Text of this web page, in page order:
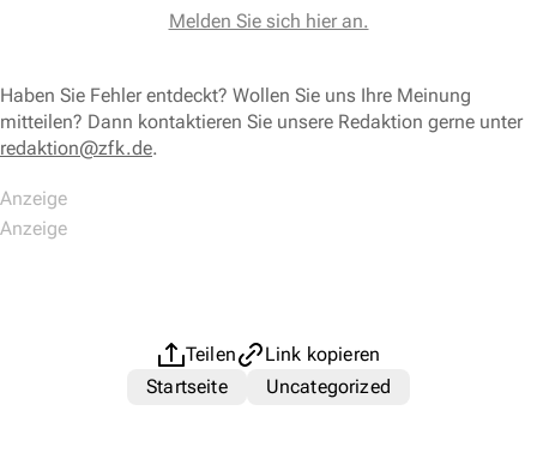
Melden Sie sich hier an.
Haben Sie Fehler entdeckt? Wollen Sie uns Ihre Meinung
mitteilen? Dann kontaktieren Sie unsere Redaktion gerne unter
redaktion@zfk.de.
Teilen
Link kopieren
Startseite
Uncategorized